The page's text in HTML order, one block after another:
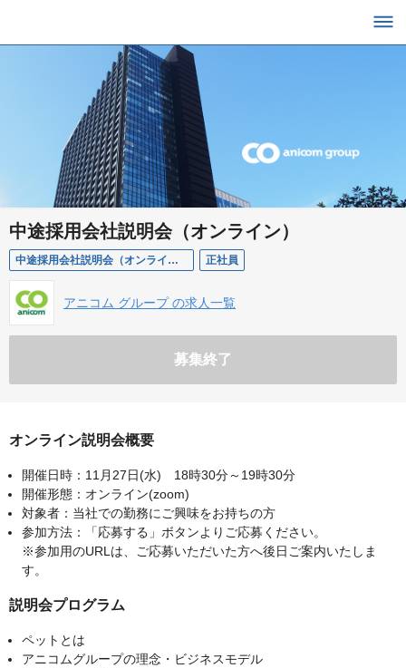
中途採用会社説明会（オンライン）
中途採用会社説明会（オンライン） 正社員
アニコム グループ の求人一覧
募集終了
オンライン説明会概要
開催日時：11月27日(水) 18時30分～19時30分
開催形態：オンライン(zoom)
対象者：当社での勤務にご興味をお持ちの方
参加方法：「応募する」ボタンよりご応募ください。
※参加用のURLは、ご応募いただいた方へ後日ご案内いたしま
す。
説明会プログラム
ペットとは
アニコムグループの理念・ビジネスモデル